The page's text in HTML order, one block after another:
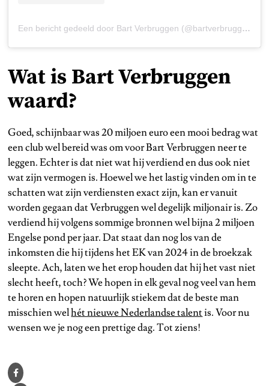
Een bericht gedeeld door Bart Verbruggen (@bartverbruggen1)
Wat is Bart Verbruggen
waard?
Goed, schijnbaar was 20 miljoen euro een mooi bedrag wat
een club wel bereid was om voor Bart Verbruggen neer te
leggen. Echter is dat niet wat hij verdiend en dus ook niet
wat zijn vermogen is. Hoewel we het lastig vinden om in te
schatten wat zijn verdiensten exact zijn, kan er vanuit
worden gegaan dat Verbruggen wel degelijk miljonair is. Zo
verdiend hij volgens sommige bronnen wel bijna 2 miljoen
Engelse pond per jaar. Dat staat dan nog los van de
inkomsten die hij tijdens het EK van 2024 in de broekzak
sleepte. Ach, laten we het erop houden dat hij het vast niet
slecht heeft, toch? We hopen in elk geval nog veel van hem
te horen en hopen natuurlijk stiekem dat de beste man
misschien welhét nieuwe Nederlandse talentis. Voor nu
wensen we je nog een prettige dag. Tot ziens!